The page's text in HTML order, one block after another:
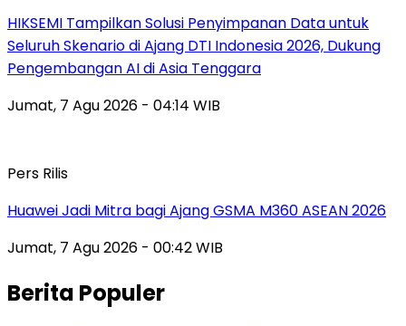
HIKSEMI Tampilkan Solusi Penyimpanan Data untuk
Seluruh Skenario di Ajang DTI Indonesia 2026, Dukung
Pengembangan AI di Asia Tenggara
Jumat, 7 Agu 2026 - 04:14 WIB
Pers Rilis
Huawei Jadi Mitra bagi Ajang GSMA M360 ASEAN 2026
Jumat, 7 Agu 2026 - 00:42 WIB
Berita Populer